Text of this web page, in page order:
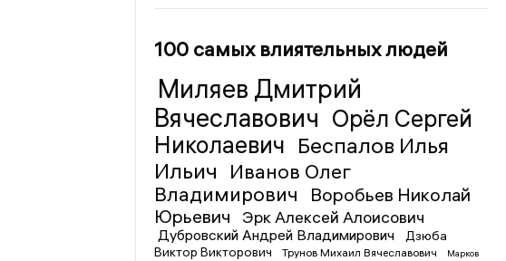
100 самых влиятельных людей
Миляев Дмитрий
Вячеславович Орёл Сергей
Николаевич Беспалов Илья
Ильич
Иванов Олег
Владимирович
Воробьев Николай
Юрьевич
Эрк Алексей Алоисович
Дубровский Андрей Владимирович
Дзюба
Виктор Викторович
Трунов Михаил Вячеславович
Марков